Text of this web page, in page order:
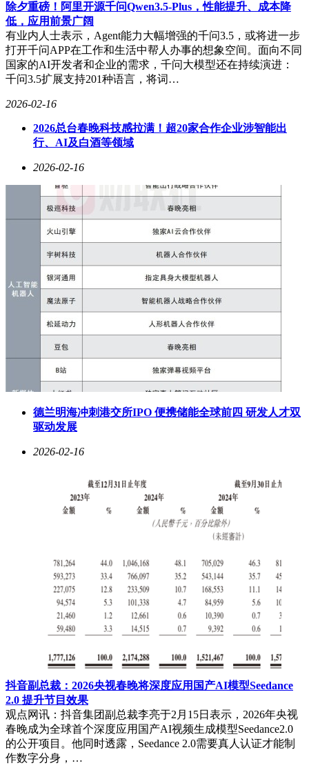
除夕重磅！阿里开源千问Qwen3.5-Plus，性能提升、成本降
低，应用前景广阔
有业内人士表示，Agent能力大幅增强的千问3.5，或将进一步
打开千问APP在工作和生活中帮人办事的想象空间。面向不同
国家的AI开发者和企业的需求，千问大模型还在持续演进：
千问3.5扩展支持201种语言，将词…
2026-02-16
2026总台春晚科技感拉满！超20家合作企业涉智能出
行、AI及白酒等领域
2026-02-16
德兰明海冲刺港交所IPO 便携储能全球前四 研发人才双
驱动发展
2026-02-16
抖音副总裁：2026央视春晚将深度应用国产AI模型Seedance
2.0 提升节目效果
观点网讯：抖音集团副总裁李亮于2月15日表示，2026年央视
春晚成为全球首个深度应用国产AI视频生成模型Seedance2.0
的公开项目。他同时透露，Seedance 2.0需要真人认证才能制
作数字分身，…